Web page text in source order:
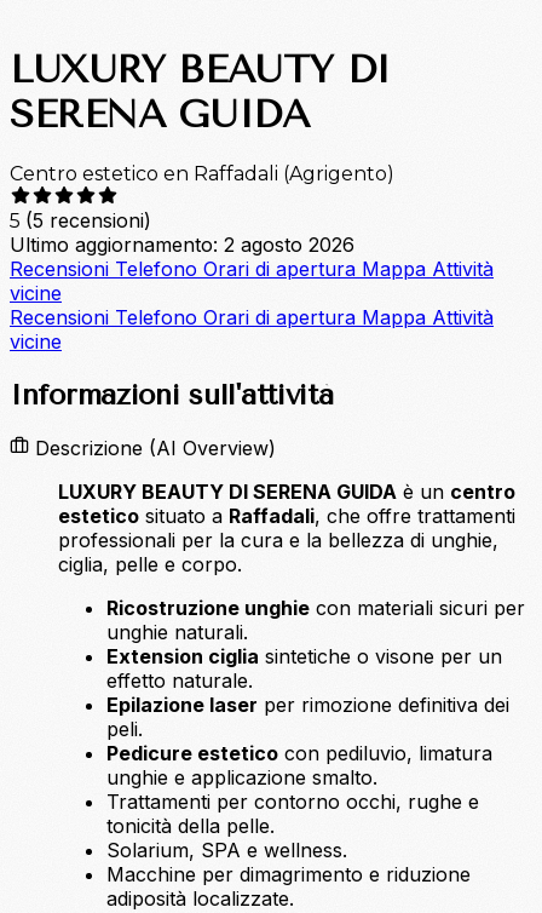
LUXURY BEAUTY DI
SERENA GUIDA
Centro estetico en Raffadali (Agrigento)
5 (5 recensioni)
Ultimo aggiornamento: 2 agosto 2026
Recensioni Telefono Orari di apertura Mappa Attività
vicine
Recensioni Telefono Orari di apertura Mappa Attività
vicine
Informazioni sull'attività
Descrizione (AI Overview)
LUXURY BEAUTY DI SERENA GUIDA è un centro
estetico situato a Raffadali, che offre trattamenti
professionali per la cura e la bellezza di unghie,
ciglia, pelle e corpo.
Ricostruzione unghie con materiali sicuri per
unghie naturali.
Extension ciglia sintetiche o visone per un
effetto naturale.
Epilazione laser per rimozione definitiva dei
peli.
Pedicure estetico con pediluvio, limatura
unghie e applicazione smalto.
Trattamenti per contorno occhi, rughe e
tonicità della pelle.
Solarium, SPA e wellness.
Macchine per dimagrimento e riduzione
adiposità localizzate.